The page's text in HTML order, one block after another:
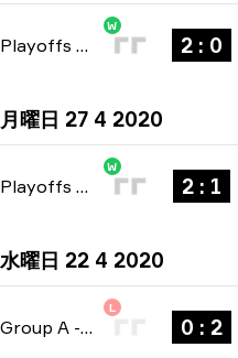
Playoffs bo3
W
2 : 0
月曜日 27 4 2020
Playoffs bo3
W
2 : 1
水曜日 22 4 2020
Group A - bo3
L
0 : 2